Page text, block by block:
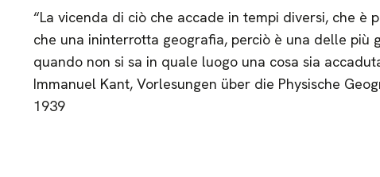
“La vicenda di ciò che accade in tempi diversi, che è
che una ininterrotta geografia, perciò è una delle più
quando non si sa in quale luogo una cosa sia
Immanuel Kant, Vorlesungen über die Physische
1939